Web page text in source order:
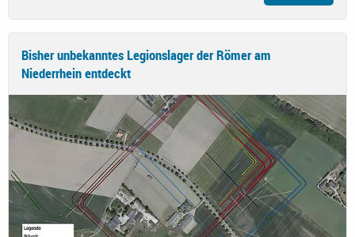
Bisher unbekanntes Legionslager der Römer am
Niederrhein entdeckt